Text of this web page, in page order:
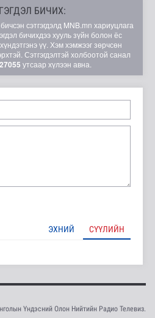
БИЧИХ:
сэтгэгдэлд MNB.mn хариуцлага
бичихдээ хууль зүйн болон ёс
үү. Хэм хэмжээг зөрчсөн
Сэтгэгдэлтэй холбоотой санал
утсаар хүлээн авна.
ЭХНИЙ СҮҮЛИЙН
Үндэсний Олон Нийтийн Радио Телевиз.